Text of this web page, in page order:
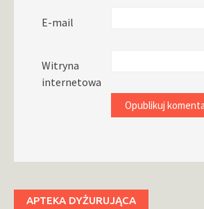
E-mail
Witryna
internetowa
APTEKA DYŻURUJĄCA